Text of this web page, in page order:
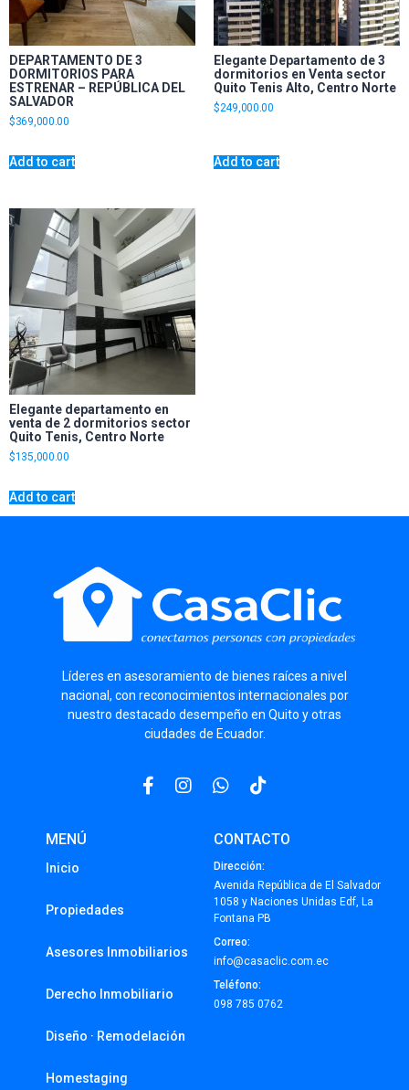
DEPARTAMENTO DE 3
DORMITORIOS PARA
ESTRENAR – REPÚBLICA DEL
SALVADOR
$369,000.00
Add to cart
Elegante Departamento de 3
dormitorios en Venta sector
Quito Tenis Alto, Centro Norte
$249,000.00
Add to cart
Elegante departamento en
venta de 2 dormitorios sector
Quito Tenis, Centro Norte
$135,000.00
Add to cart
Líderes en asesoramiento de bienes raíces a nivel
nacional, con reconocimientos internacionales por
nuestro destacado desempeño en Quito y otras
ciudades de Ecuador.
MENÚ
Inicio
Propiedades
Asesores Inmobiliarios
Derecho Inmobiliario
Diseño · Remodelación
Homestaging
CONTACTO
Dirección:
Avenida República de El Salvador
1058 y Naciones Unidas Edf, La
Fontana PB
Correo:
info@casaclic.com.ec
Teléfono:
098 785 0762